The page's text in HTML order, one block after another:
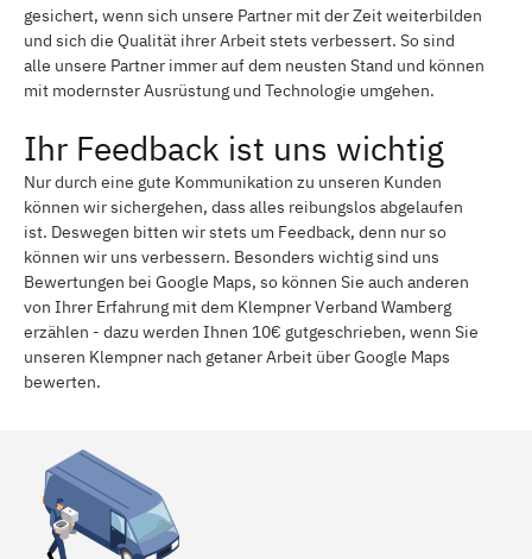
gesichert, wenn sich unsere Partner mit der Zeit weiterbilden
und sich die Qualität ihrer Arbeit stets verbessert. So sind
alle unsere Partner immer auf dem neusten Stand und können
mit modernster Ausrüstung und Technologie umgehen.
Ihr Feedback ist uns wichtig
Nur durch eine gute Kommunikation zu unseren Kunden
können wir sichergehen, dass alles reibungslos abgelaufen
ist. Deswegen bitten wir stets um Feedback, denn nur so
können wir uns verbessern. Besonders wichtig sind uns
Bewertungen bei Google Maps, so können Sie auch anderen
von Ihrer Erfahrung mit dem Klempner Verband Wamberg
erzählen - dazu werden Ihnen 10€ gutgeschrieben, wenn Sie
unseren Klempner nach getaner Arbeit über Google Maps
bewerten.